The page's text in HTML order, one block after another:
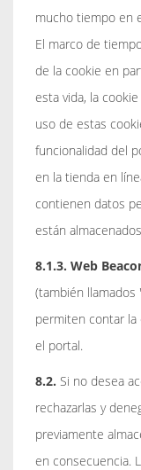
mucho tiempo en
El marco de
de la cookie en
esta vida, la
uso de estas
funcionalidad del
en la tienda en
contienen datos
están
8.1.3. Web
(también llamados
permiten contar la
el portal.
8.2. Si no desea
rechazarlas y
previamente
en consecuencia.